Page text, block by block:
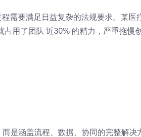
需要满足日益复杂的法规要求。某医
占用了团队 近30% 的精力，严重拖慢
是涵盖流程、数据、协同的完整解决